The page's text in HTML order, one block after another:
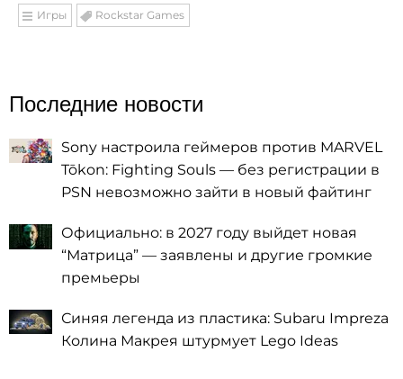
Игры Rockstar Games
Последние новости
Sony настроила геймеров против MARVEL
Tōkon: Fighting Souls — без регистрации в
PSN невозможно зайти в новый файтинг
Официально: в 2027 году выйдет новая
“Матрица” — заявлены и другие громкие
премьеры
Синяя легенда из пластика: Subaru Impreza
Колина Макрея штурмует Lego Ideas